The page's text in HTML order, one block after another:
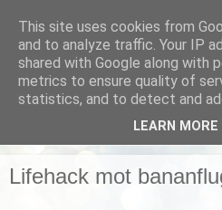
Smarta
Husmorstips, tricks och knep,
Lifehack mot
This site uses cookies from
and to analyze traffic. Your IP
shared with Google along with
metrics to ensure quality of
statistics, and to detect and
LEARN MORE